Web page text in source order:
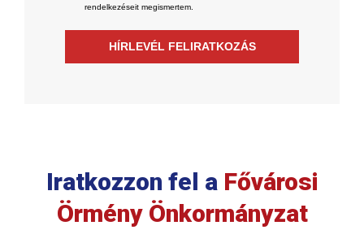
rendelkezéseit megismertem.
HÍRLEVÉL FELIRATKOZÁS
Iratkozzon fel a Fővárosi
Örmény Önkormányzat